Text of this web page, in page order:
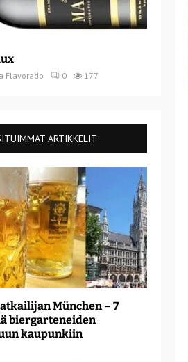
Flavorado 0 177
ARTIKKELIT
München – 7
biergarteneiden
kaupunkiin